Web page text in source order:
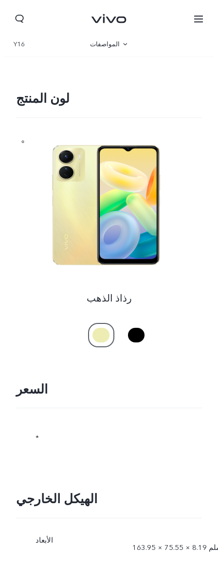
Y16 المواصفات
لون المنتج
رذاذ الذهب
السعر
*
الهيكل الخارجي
الأبعاد
75.55 × 8.19 ملم